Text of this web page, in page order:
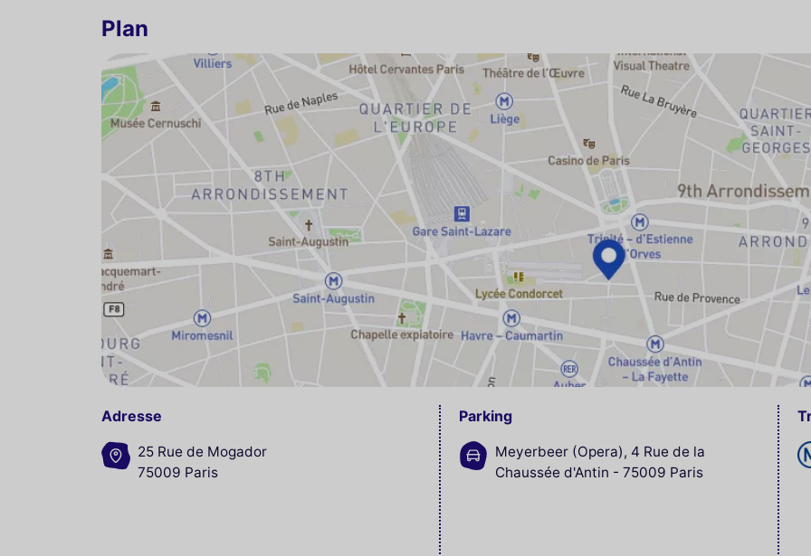
Plan
Adresse
25 Rue de Mogador
75009 Paris
Parking
Meyerbeer (Opera), 4 Rue de la
Chaussée d'Antin - 75009 Paris